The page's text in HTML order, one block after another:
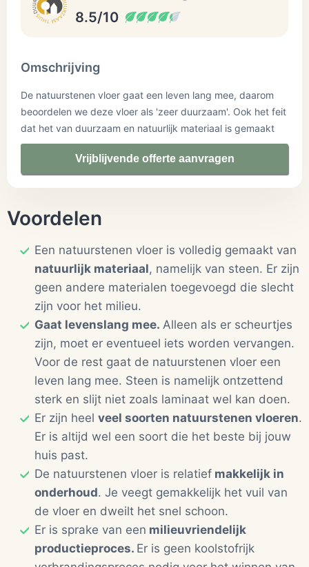
8.5/10
Omschrijving
De natuurstenen vloer gaat een leven lang mee, daarom
beoordelen we deze vloer als 'zeer duurzaam'. Ook het feit
dat het van duurzaam en natuurlijk materiaal is gemaakt
speelt mee. Let er altijd op waar je stenen vandaan komen
en kies voor stenen die binnen Europa worden gemaakt om
CO2-uitstoot te beperken.
Vrijblijvende offerte aanvragen
Voordelen
Een natuurstenen vloer is volledig gemaakt van
natuurlijk materiaal, namelijk van steen. Er zijn
geen andere materialen toegevoegd die slecht
zijn voor het milieu.
Gaat levenslang mee. Alleen als er scheurtjes
zijn, moet er eventueel iets worden vervangen.
Voor de rest gaat de natuurstenen vloer een
leven lang mee. Steen is namelijk ontzettend
sterk en slijt niet zoals laminaat wel kan doen.
Er zijn heel veel soorten natuurstenen vloeren.
Er is altijd wel een soort die het beste bij jouw
huis past.
De natuurstenen vloer is relatief makkelijk in
onderhoud. Je veegt gemakkelijk het vuil van
de vloer en dweilt het snel schoon.
Er is sprake van een milieuvriendelijk
productieproces. Er is geen koolstofrijk